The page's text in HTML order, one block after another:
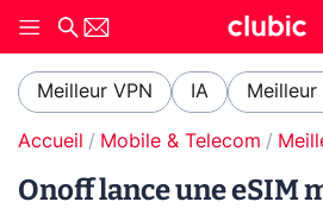
Meilleur VPN IA
Accueil Mobile & Telecom
Onoff lance une eSIM